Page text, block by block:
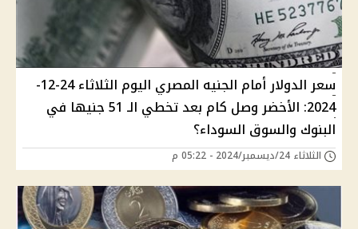
سعر الدولار أمام الجنيه المصري اليوم الثلاثاء 24-12-
2024: الأخضر وصل كام بعد تخطي الـ 51 جنيها في
البنوك والسوق السوداء؟
الثلاثاء 24/ديسمبر/2024 - 05:22 م